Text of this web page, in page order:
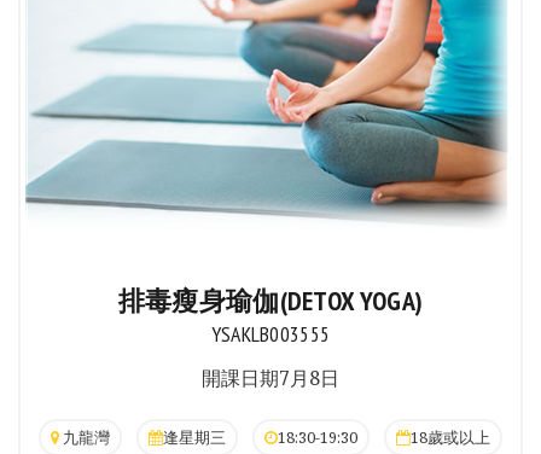
排毒瘦身瑜伽(DETOX YOGA)
YSAKLB003555
開課日期7月8日
九龍灣 逢星期三 18:30-19:30 18歲或以上